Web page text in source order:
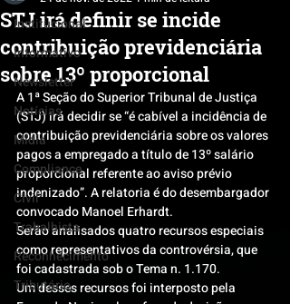
Institucional
Informativo
Newsletter
Notícias
Mídia
Compliance
Civil
Trabalhista
Reconhecimento
Tributário
STJ irá definir se incide
contribuição previdenciária
sobre 13º proporcional
A 1ª Seção do Superior Tribunal de Justiça
(STJ) irá decidir se “é cabível a incidência de
contribuição previdenciária sobre os valores
pagos a empregado a título de 13º salário
proporcional referente ao aviso prévio
indenizado”. A relatoria é do desembargador
convocado Manoel Erhardt.
Serão analisados quatro recursos especiais
como representativos da controvérsia, que
foi cadastrada sob o Tema n. 1.170.
Um desses recursos foi interposto pela